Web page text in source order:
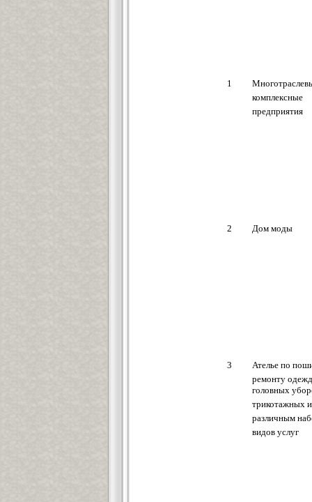
1
комплексные
предприятия
2 Дом моды
3
Ателье по
ремонту
головных
трикотажных
различным
видов услуг